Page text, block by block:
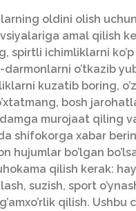
oldini olish uchun
amal qilish
spirtli ichimliklarni
o’tkazib
kuzatib boring,
bosh
murojaat qiling
shifokorga xabar
hujumlar bo’lgan
qilish kerak:
suzish, sport
qilish. Ushbu